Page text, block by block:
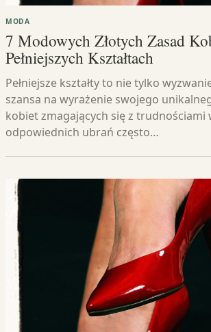
MODA
7 Modowych Złotych Zasad
Pełniejszych Kształtach
Pełniejsze kształty to nie tylko
szansa na wyrażenie swojego
kobiet zmagających się z trudnościami
odpowiednich ubrań często…